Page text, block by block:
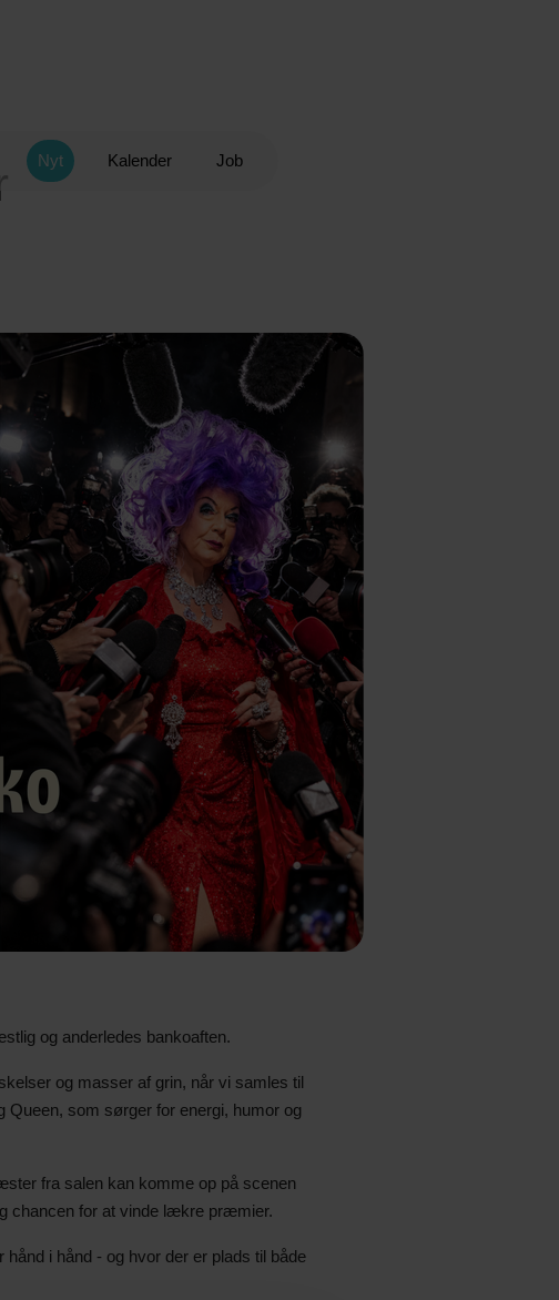
Nyt Kalender Job
og anderledes bankoaften.
og masser af grin, når vi samles til
som sørger for energi, humor og
fra salen kan komme op på scenen
chancen for at vinde lækre præmier.
i hånd - og hvor der er plads til både